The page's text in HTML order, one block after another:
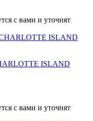
с вами и уточнят
ISLAND
с вами и уточнят